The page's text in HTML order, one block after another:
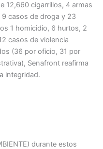
12,660 cigarrillos, 4 armas
casos de droga y 23
1 homicidio, 6 hurtos, 2
casos de violencia
(36 por oficio, 31 por
Senafront reafirma
integridad.
durante estos